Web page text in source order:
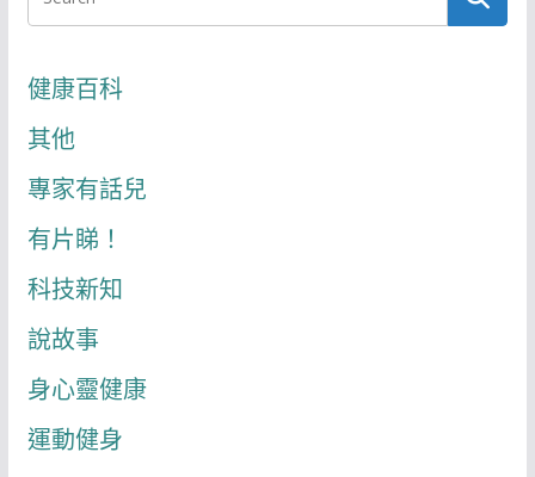
健康百科
其他
專家有話兒
有片睇！
科技新知
說故事
身心靈健康
運動健身